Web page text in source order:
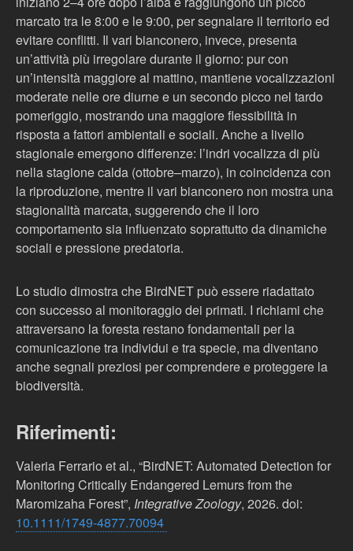
marcato tra le 8:00 e le 9:00, per segnalare il territorio ed
evitare conflitti. Il vari bianconero, invece, presenta
un’attività più irregolare durante il giorno: pur con
un’intensità maggiore al mattino, mantiene vocalizzazioni
moderate nelle ore diurne e un secondo picco nel tardo
pomeriggio, mostrando una maggiore flessibilità in
risposta a fattori ambientali e sociali. Anche a livello
stagionale emergono differenze: l’indri vocalizza di più
nella stagione calda (ottobre–marzo), in coincidenza con
la riproduzione, mentre il vari bianconero non mostra una
stagionalità marcata, suggerendo che il loro
comportamento sia influenzato soprattutto da dinamiche
sociali e pressione predatoria.
Lo studio dimostra che BirdNET può essere riadattato
con successo al monitoraggio dei primati. I richiami che
attraversano la foresta restano fondamentali per la
comunicazione tra individui e tra specie, ma diventano
anche segnali preziosi per comprendere e proteggere la
biodiversità.
Riferimenti:
Valeria Ferrario et al., “BirdNET: Automated Detection for
Monitoring Critically Endangered Lemurs from the
Maromizaha Forest”, Integrative Zoology, 2026. doi:
10.1111/1749-4877.70094